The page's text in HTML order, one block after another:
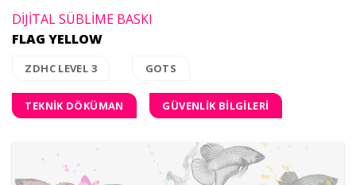
DİJİTAL SÜBLİME BASKI
FLAG YELLOW
ZDHC LEVEL 3 GOTS
TEKNİK DÖKÜMAN GÜVENLİK BİLGİLERİ